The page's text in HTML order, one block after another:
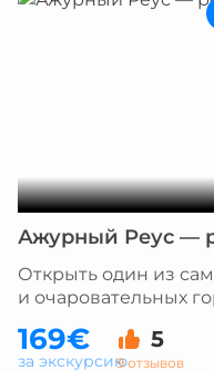
Ажурный Реус —
Открыть один из
и очаровательных
169€ 5
9 отзывов
за экскурсию